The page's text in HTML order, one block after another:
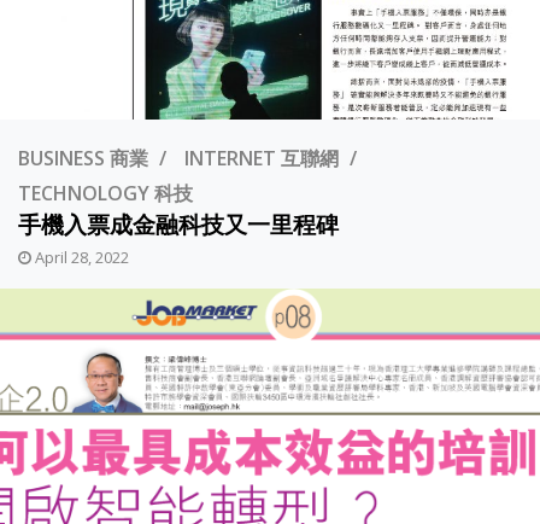
BUSINESS 商業
INTERNET 互聯網
TECHNOLOGY 科技
手機入票成金融科技又一里程碑
April 28, 2022